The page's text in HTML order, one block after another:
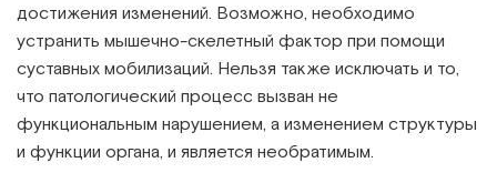
достижения изменений. Возможно, необходимо
устранить мышечно-скелетный фактор при помощи
суставных мобилизаций. Нельзя также исключать и то,
что патологический процесс вызван не
функциональным нарушением, а изменением структуры
и функции органа, и является необратимым.